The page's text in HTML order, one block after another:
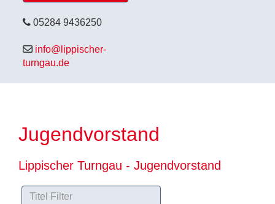
05284 9436250
info@lippischer-
turngau.de
Jugendvorstand
Lippischer Turngau - Jugendvorstand